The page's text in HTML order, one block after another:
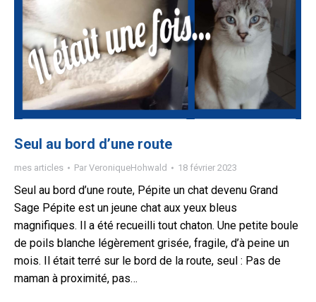
Seul au bord d’une route
mes articles Par VeroniqueHohwald 18 février 2023
Seul au bord d’une route, Pépite un chat devenu Grand
Sage Pépite est un jeune chat aux yeux bleus
magnifiques. Il a été recueilli tout chaton. Une petite boule
de poils blanche légèrement grisée, fragile, d’à peine un
mois. Il était terré sur le bord de la route, seul : Pas de
maman à proximité, pas…